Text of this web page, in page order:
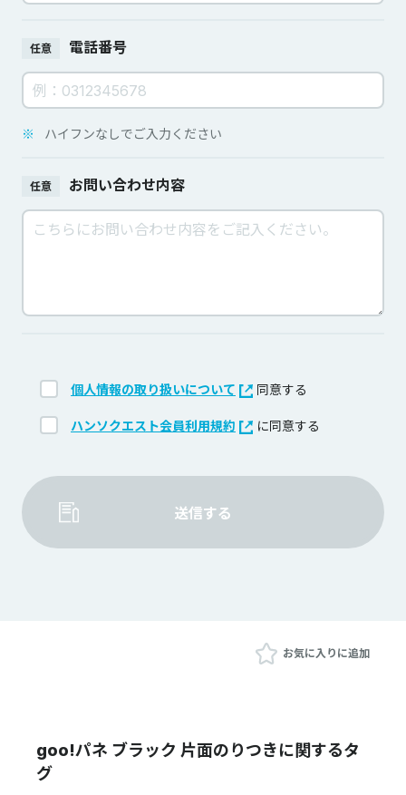
任意 電話番号
※ ハイフンなしでご入力ください
任意 お問い合わせ内容
個人情報の取り扱いについて 同意する
ハンソクエスト会員利用規約 に同意する
送信する
お気に入りに追加
goo!パネ ブラック 片面のりつきに関するタ
グ